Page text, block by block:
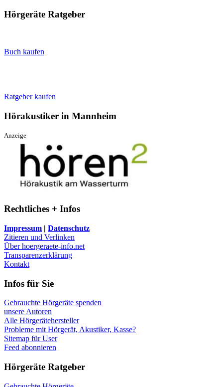
Hörgeräte Ratgeber
Buch kaufen
Ratgeber kaufen
Hörakustiker in Mannheim
Anzeige
Rechtliches + Infos
Impressum | Datenschutz
Zitieren und Verlinken
Über hoergeraete-info.net
Transparenzerklärung
Kontakt
Infos für Sie
Gebrauchte Hörgeräte spenden
unsere Autoren
Alle Hörgerätehersteller
Probleme mit Hörgerät, Akustiker, Kasse?
Sitemap für User
Feed abonnieren
Hörgeräte Ratgeber